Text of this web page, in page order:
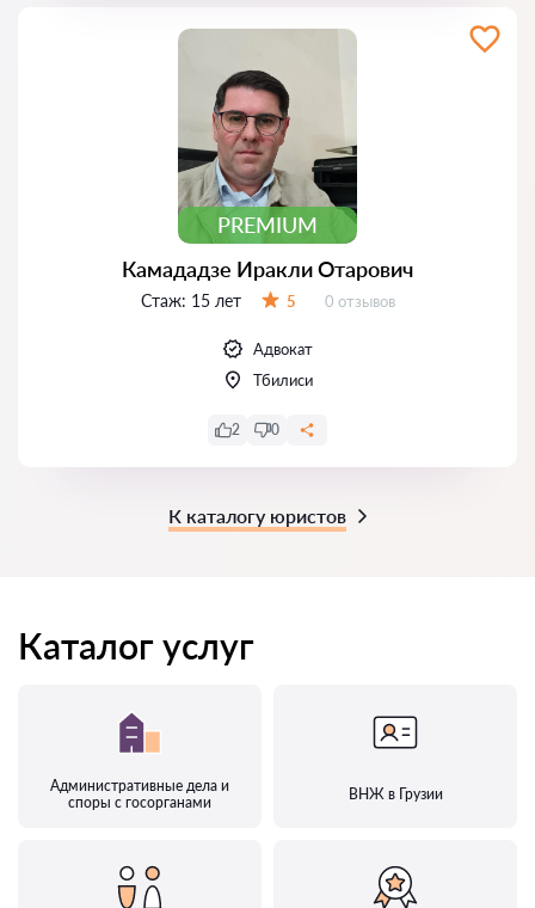
PREMIUM
Камададзе Иракли Отарович
Стаж: 15 лет 5 Отзывов:
0 отзывов
Адвокат
Тбилиси
2 0
К каталогу юристов
Каталог услуг
Административные дела и
споры с госорганами
ВНЖ в Грузии